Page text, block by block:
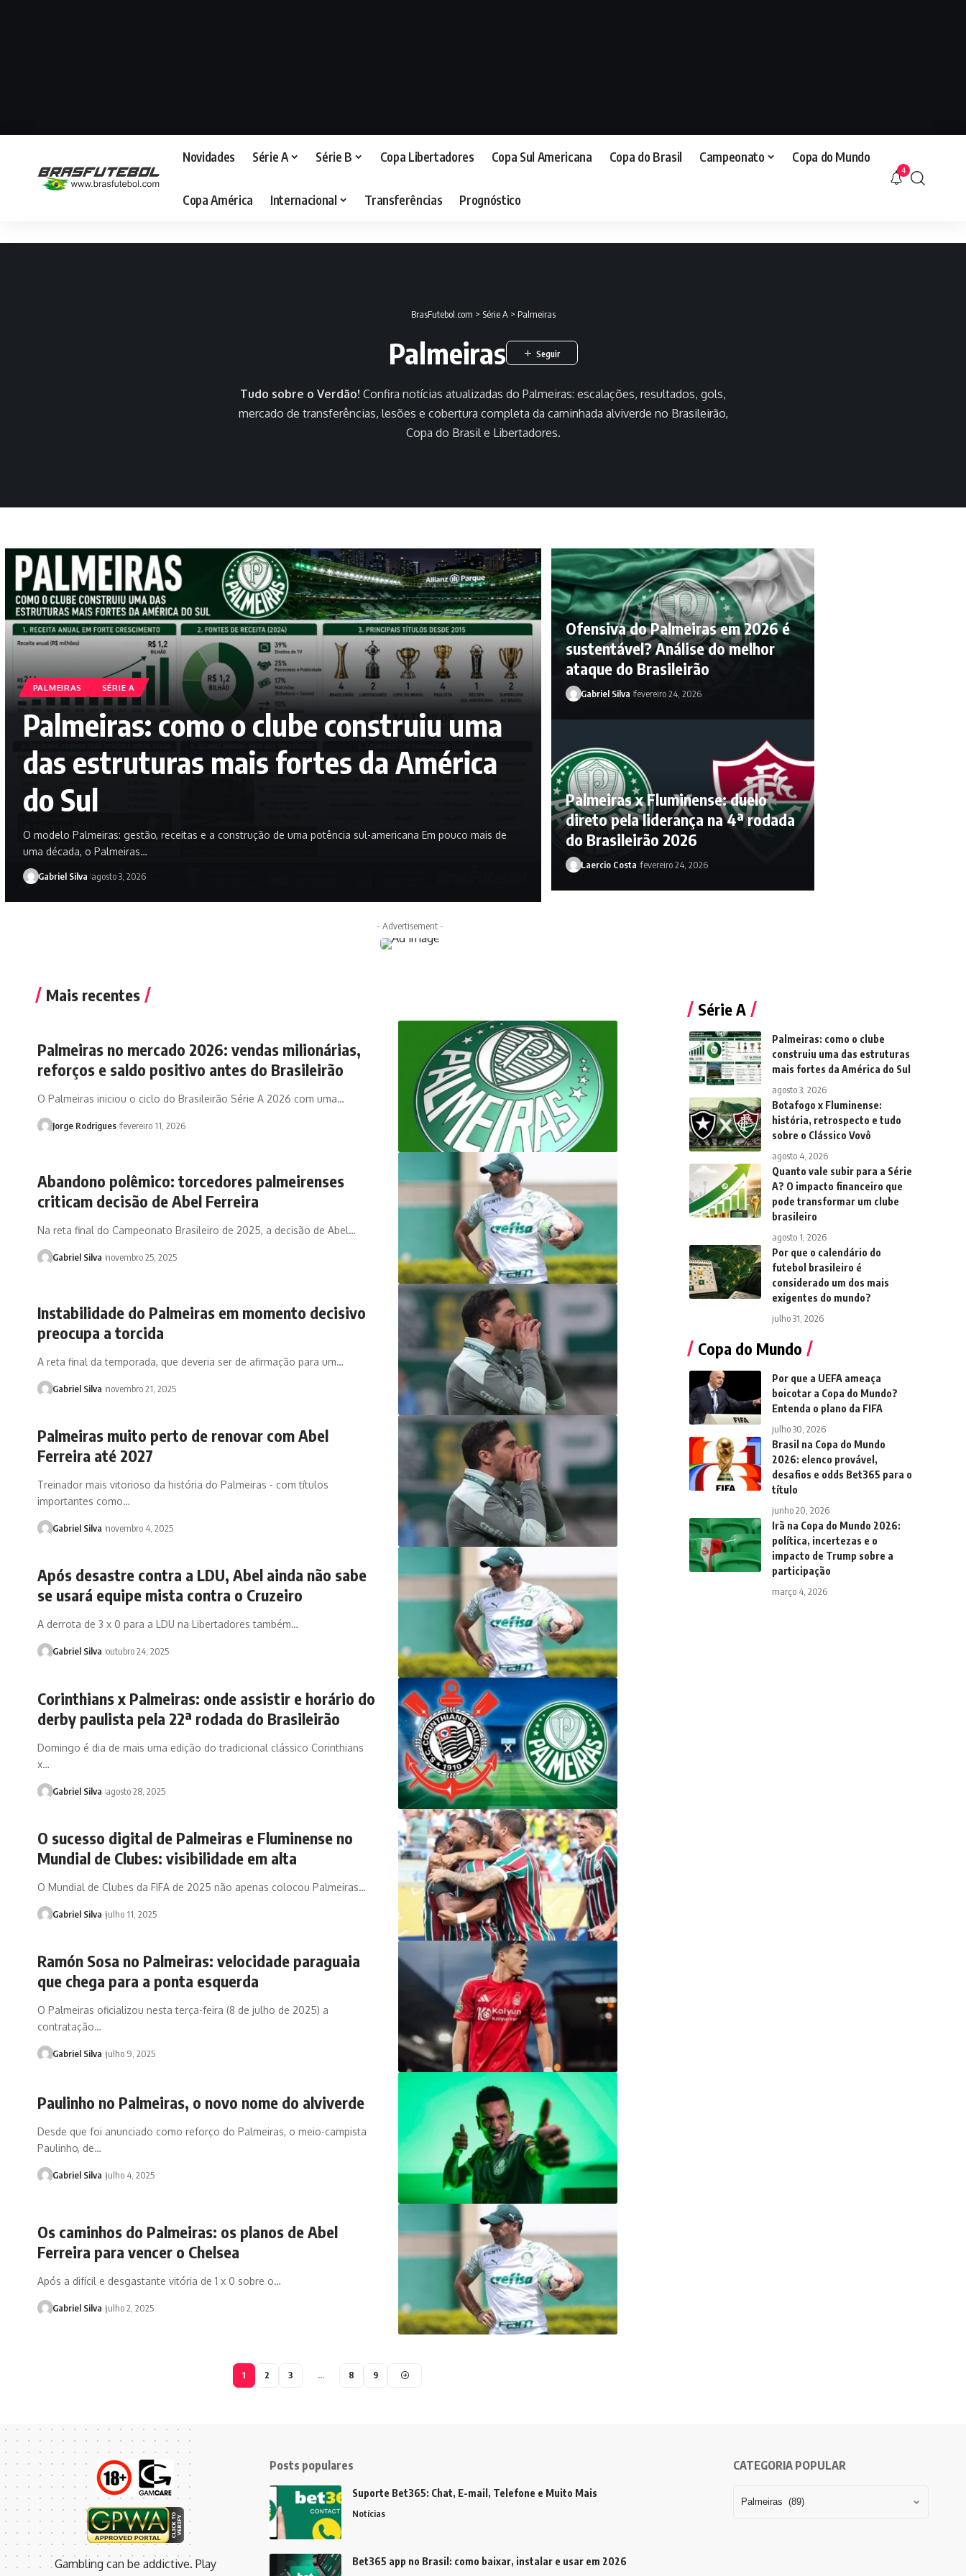
Novidades Série A Série B Copa Libertadores Copa Sul Americana Copa do Brasil Campeonato Copa do Mundo
Copa América Internacional Transferências Prognóstico
4
BrasFutebol.com > Série A > Palmeiras
Palmeiras
Tudo sobre o Verdão! Confira notícias atualizadas do Palmeiras: escalações, resultados, gols,
mercado de transferências, lesões e cobertura completa da caminhada alviverde no Brasileirão,
Copa do Brasil e Libertadores.
PALMEIRAS SÉRIE A
Palmeiras: como o clube construiu uma
das estruturas mais fortes da América
do Sul
O modelo Palmeiras: gestão, receitas e a construção de uma potência sul-americana Em pouco mais de
uma década, o Palmeiras…
Gabriel Silva agosto 3, 2026
Ofensiva do Palmeiras em 2026 é
sustentável? Análise do melhor
ataque do Brasileirão
Gabriel Silva fevereiro 24, 2026
Palmeiras x Fluminense: duelo
direto pela liderança na 4ª rodada
do Brasileirão 2026
Laercio Costa fevereiro 24, 2026
- Advertisement -
Mais recentes
Palmeiras no mercado 2026: vendas milionárias,
reforços e saldo positivo antes do Brasileirão
O Palmeiras iniciou o ciclo do Brasileirão Série A 2026 com uma…
Jorge Rodrigues fevereiro 11, 2026
Abandono polêmico: torcedores palmeirenses
criticam decisão de Abel Ferreira
Na reta final do Campeonato Brasileiro de 2025, a decisão de Abel…
Gabriel Silva novembro 25, 2025
Instabilidade do Palmeiras em momento decisivo
preocupa a torcida
A reta final da temporada, que deveria ser de afirmação para um…
Gabriel Silva novembro 21, 2025
Palmeiras muito perto de renovar com Abel
Ferreira até 2027
Treinador mais vitorioso da história do Palmeiras - com títulos
importantes como…
Gabriel Silva novembro 4, 2025
Após desastre contra a LDU, Abel ainda não sabe
se usará equipe mista contra o Cruzeiro
A derrota de 3 x 0 para a LDU na Libertadores também…
Gabriel Silva outubro 24, 2025
Corinthians x Palmeiras: onde assistir e horário do
derby paulista pela 22ª rodada do Brasileirão
Domingo é dia de mais uma edição do tradicional clássico Corinthians
x…
Gabriel Silva agosto 28, 2025
O sucesso digital de Palmeiras e Fluminense no
Mundial de Clubes: visibilidade em alta
O Mundial de Clubes da FIFA de 2025 não apenas colocou Palmeiras…
Gabriel Silva julho 11, 2025
Ramón Sosa no Palmeiras: velocidade paraguaia
que chega para a ponta esquerda
O Palmeiras oficializou nesta terça-feira (8 de julho de 2025) a
contratação…
Gabriel Silva julho 9, 2025
Paulinho no Palmeiras, o novo nome do alviverde
Desde que foi anunciado como reforço do Palmeiras, o meio-campista
Paulinho, de…
Gabriel Silva julho 4, 2025
Os caminhos do Palmeiras: os planos de Abel
Ferreira para vencer o Chelsea
Após a difícil e desgastante vitória de 1 x 0 sobre o…
Gabriel Silva julho 2, 2025
1 2 3 … 8 9
Série A
Palmeiras: como o clube
construiu uma das estruturas
mais fortes da América do Sul
agosto 3, 2026
Botafogo x Fluminense:
história, retrospecto e tudo
sobre o Clássico Vovô
agosto 4, 2026
Quanto vale subir para a Série
A? O impacto financeiro que
pode transformar um clube
brasileiro
agosto 1, 2026
Por que o calendário do
futebol brasileiro é
considerado um dos mais
exigentes do mundo?
julho 31, 2026
Copa do Mundo
Por que a UEFA ameaça
boicotar a Copa do Mundo?
Entenda o plano da FIFA
julho 30, 2026
Brasil na Copa do Mundo
2026: elenco provável,
desafios e odds Bet365 para o
título
junho 20, 2026
Irã na Copa do Mundo 2026:
política, incertezas e o
impacto de Trump sobre a
participação
março 4, 2026
Gambling can be addictive. Play
Posts populares
Suporte Bet365: Chat, E-mail, Telefone e Muito Mais
Notícias
Bet365 app no Brasil: como baixar, instalar e usar em 2026
CATEGORIA POPULAR